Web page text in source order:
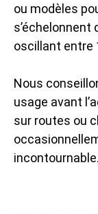
ou modèles
s’échelonnent
oscillant entre
Nous
usage avant
sur routes ou
incontournable.